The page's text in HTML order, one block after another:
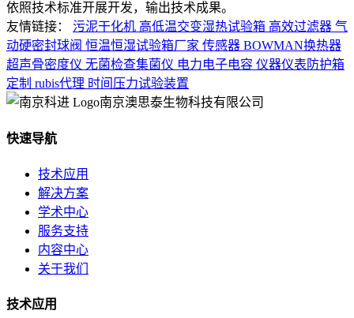
依照技术标准开展开发，输出技术成果。
友情链接：
污泥干化机 高低温交变湿热试验箱 高效过滤器 气
动硬密封球阀 恒温恒湿试验箱厂家 传感器 BOWMAN换热器
超声骨密度仪 无菌检查集菌仪 电力电子电容 仪器仪表防护箱
定制 rubis代理 时间压力试验装置
南京澳思泰生物科技有限公司
快速导航
技术应用
解决方案
学术中心
服务支持
内容中心
关于我们
技术应用